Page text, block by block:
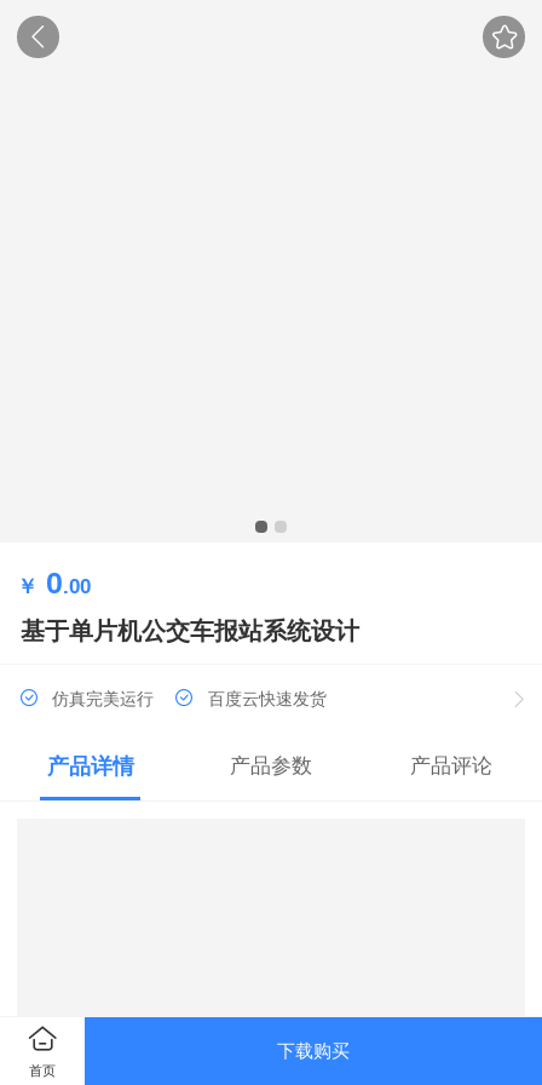
￥ 0.00
基于单片机公交车报站系统设计
仿真完美运行 百度云快速发货
产品详情 产品参数 产品评论
首页
下载购买